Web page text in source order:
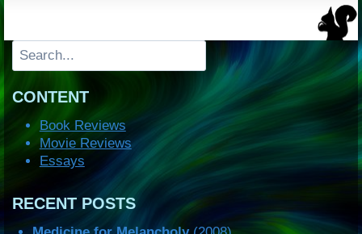
Search
CONTENT
Book Reviews
Movie Reviews
Essays
RECENT POSTS